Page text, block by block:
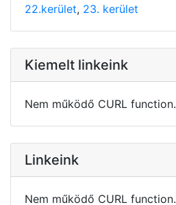
22.kerület, 23. kerület
Kiemelt linkeink
Nem működő CURL function.
Linkeink
Nem működő CURL function.